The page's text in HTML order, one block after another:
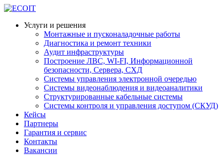
Услуги и решения
Монтажные и пусконаладочные работы
Диагностика и ремонт техники
Аудит инфраструктуры
Построение ЛВС, WI-FI, Информационной
безопасности, Сервера, СХД
Системы управления электронной очередью
Системы видеонаблюдения и видеоаналитики
Структурированные кабельные системы
Системы контроля и управления доступом (СКУД)
Кейсы
Партнеры
Гарантия и сервис
Контакты
Вакансии